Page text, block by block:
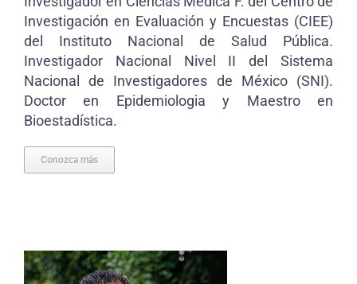
Investigación en Evaluación y Encuestas (CIEE)
del Instituto Nacional de Salud Pública.
Investigador Nacional Nivel II del Sistema
Nacional de Investigadores de México (SNI).
Doctor en Epidemiologia y Maestro en
Bioestadística.
Conozca más